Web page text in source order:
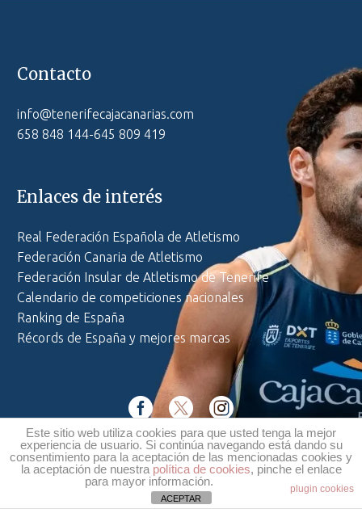
Contacto
info@tenerifecajacanarias.com
658 848 144-645 809 419
Enlaces de interés
Real Federación Española de Atletismo
Federación Canaria de Atletismo
Federación Insular de Atletismo de Tenerife
Calendario de competiciones nacionales
Ranking de España
Récords de España y mejores marcas
Política de privacidad·Aviso legal· Política de cookies
Web diseñada porKé Comunicación
Este sitio web utiliza cookies para que usted tenga la mejor
experiencia de usuario. Si continúa navegando está dando su
consentimiento para la aceptación de las mencionadas cookies y
la aceptación de nuestra política de cookies, pinche el enlace
para mayor información.
plugin cookies
ACEPTAR